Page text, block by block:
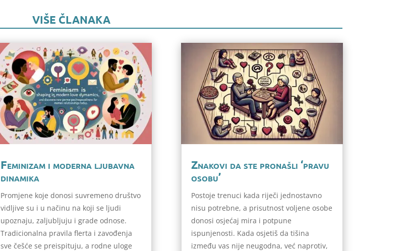
VIŠE ČLANAKA
Feminizam i moderna ljubavna
dinamika
Promjene koje donosi suvremeno društvo
vidljive su i u načinu na koji se ljudi
upoznaju, zaljubljuju i grade odnose.
Tradicionalna pravila flerta i zavođenja
sve češće se preispituju, a rodne uloge
Znakovi da ste pronašli ‘pravu
osobu’
Postoje trenuci kada riječi jednostavno
nisu potrebne, a prisutnost voljene osobe
donosi osjećaj mira i potpune
ispunjenosti. Kada osjetiš da tišina
između vas nije neugodna, već naprotiv,